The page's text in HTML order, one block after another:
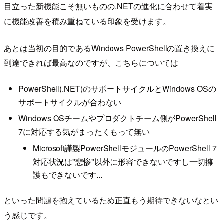
目立った新機能こそ無いものの.NETの進化に合わせて着実
に機能改善を積み重ねている印象を受けます。
あとは当初の目的であるWindows PowerShellの置き換えに
到達できれば最高なのですが、こちらについては
PowerShell(.NET)のサポートサイクルとWindows OSの
サポートサイクルが合わない
Windows OSチームやプロダクトチーム側がPowerShell
7に対応する気がまったくもって無い
Microsoft謹製PowerShellモジュールのPowerShell 7
対応状況は"悲惨"以外に形容できないですし一切擁
護もできないです...
といった問題を抱えているため正直もう期待できないなとい
う感じです。